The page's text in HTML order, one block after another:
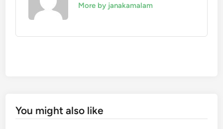
More by janakamalam
You might also like